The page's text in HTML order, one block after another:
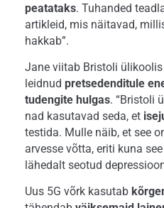
peatataks. Tuhanded
artikleid, mis näitavad,
hakkab”.
Jane viitab Bristoli
leidnud pretsedenditule
tudengite hulgas. “Bristoli
nad kasutavad seda, et
testida. Mulle näib, et see
arvesse võtta, eriti kuna
lähedalt seotud
Uus 5G võrk kasutab